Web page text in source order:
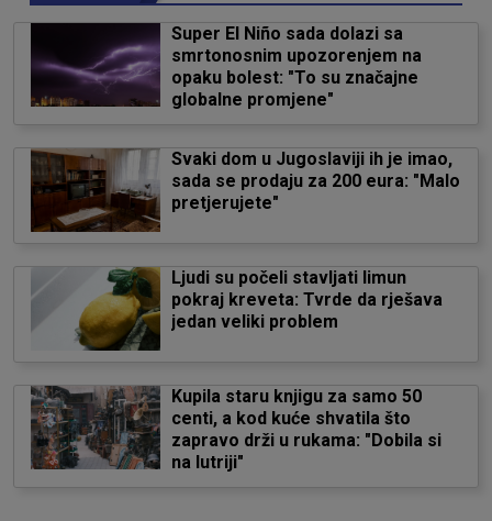
Super El Niño sada dolazi sa
smrtonosnim upozorenjem na
opaku bolest: "To su značajne
globalne promjene"
Svaki dom u Jugoslaviji ih je imao,
sada se prodaju za 200 eura: "Malo
pretjerujete"
Ljudi su počeli stavljati limun
pokraj kreveta: Tvrde da rješava
jedan veliki problem
Kupila staru knjigu za samo 50
centi, a kod kuće shvatila što
zapravo drži u rukama: "Dobila si
na lutriji"